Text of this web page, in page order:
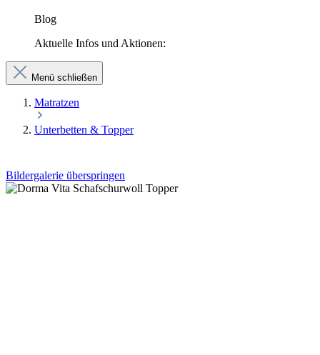
Blog
Aktuelle Infos und Aktionen:
Menü schließen
Matratzen
Unterbetten & Topper
Bildergalerie überspringen